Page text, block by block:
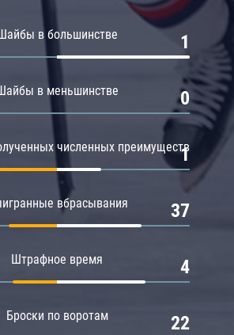
в большинстве 1
в меньшинстве 0
численных преимуществ
1
вбрасывания 37
Штрафное время 4
Броски по воротам 22